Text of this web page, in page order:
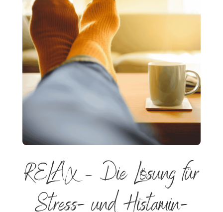
RELAX – Die Lösung für